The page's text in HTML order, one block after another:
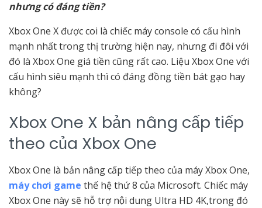
nhưng có đáng tiền?
Xbox One X được coi là chiếc máy console có cấu hình
mạnh nhất trong thị trường hiện nay, nhưng đi đôi với
đó là Xbox One giá tiền cũng rất cao. Liệu Xbox One với
cấu hình siêu mạnh thì có đáng đồng tiền bát gạo hay
không?
Xbox One X bản nâng cấp tiếp
theo của Xbox One
Xbox One là bản nâng cấp tiếp theo của máy Xbox One,
máy chơi game thế hệ thứ 8 của Microsoft. Chiếc máy
Xbox One này sẽ hỗ trợ nội dung Ultra HD 4K,trong đó